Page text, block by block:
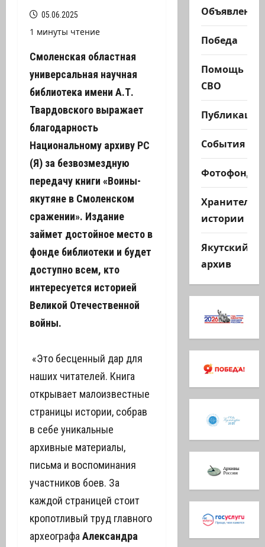
05.06.2025
1 минуты чтение
Смоленская областная
универсальная научная
библиотека имени А.Т.
Твардовского выражает
благодарность
Национальному архиву РС
(Я) за безвозмездную
передачу книги «Воины-
якутяне в Смоленском
сражении». Издание
займет достойное место в
фонде библиотеки и будет
доступно всем, кто
интересуется историей
Великой Отечественной
войны.
«Это бесценный дар для
наших читателей. Книга
открывает малоизвестные
страницы истории, собрав
в себе уникальные
архивные материалы,
письма и воспоминания
участников боев. За
каждой страницей стоит
кропотливый труд главного
археографа Александра
Объявления
Победа
Помощь
СВО
Публикации
События
Фотофонд
Хранители
истории
Якутский
архив